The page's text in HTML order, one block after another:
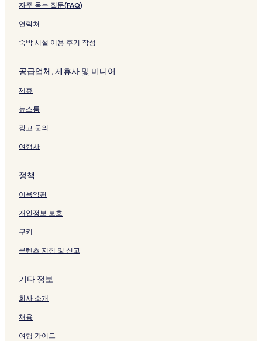
이
지
를
여
크
자주 묻는 질문(FAQ)
연락처
숙박 시설 이용 후기 작성
공급업체, 제휴사 및 미디어
제휴
뉴스룸
광고 문의
여행사
정책
이용약관
개인정보 보호
쿠키
콘텐츠 지침 및 신고
기타 정보
회사 소개
채용
여행 가이드